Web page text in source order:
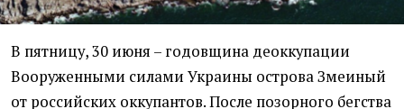
В пятницу, 30 июня – годовщина деоккупации
Вооруженными силами Украины острова Змеиный
от российских оккупантов. После позорного бегства